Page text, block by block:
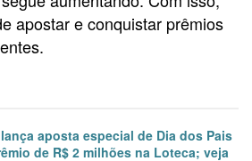
apostar e conquistar prêmios
aposta especial de Dia dos Pais
de R$ 2 milhões na Loteca; veja